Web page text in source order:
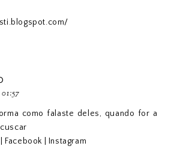
como falaste deles, quando for a
|Facebook Instagram